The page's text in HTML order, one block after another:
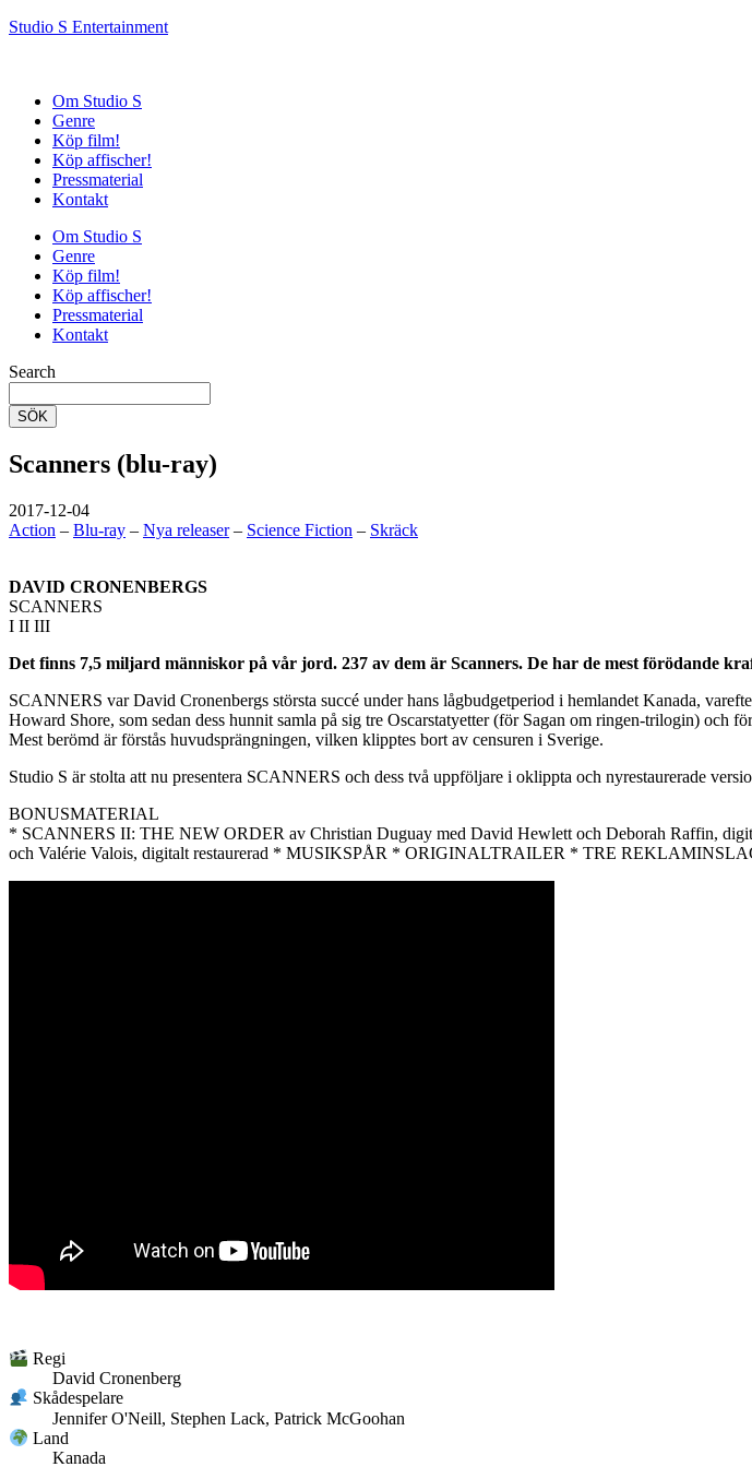
Studio S Entertainment
Om Studio S
Genre
Köp film!
Köp affischer!
Pressmaterial
Kontakt
Om Studio S
Genre
Köp film!
Köp affischer!
Pressmaterial
Kontakt
Search
SÖK
Scanners (blu-ray)
2017-12-04
Action – Blu-ray – Nya releaser– Science Fiction – Skräck
DAVID CRONENBERGS
SCANNERS
I II III
Det finns 7,5 miljard människor på vår jord. 237 av dem är Scanners. De har de mest förödande
SCANNERS var David Cronenbergs största succé under hans lågbudgetperiod i hemlandet Kanada,
Howard Shore, som sedan dess hunnit samla på sig tre Oscarstatyetter (för Sagan om ringen-trilogin)
Mest berömd är förstås huvudsprängningen, vilken klipptes bort av censuren i Sverige.
Studio S är stolta att nu presentera SCANNERS och dess två uppföljare i oklippta och nyrestaurerade
BONUSMATERIAL
* SCANNERS II: THE NEW ORDER av Christian Duguay med David Hewlett och Deborah Raffin,
och Valérie Valois, digitalt restaurerad * MUSIKSPÅR * ORIGINALTRAILER * TRE
Regi
David Cronenberg
Skådespelare
Jennifer O'Neill, Stephen Lack, Patrick McGoohan
Land
Kanada